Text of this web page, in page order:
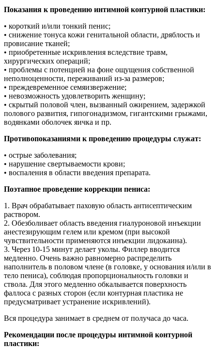
Показания к проведению интимной контурной пластики:
• короткий и/или тонкий пенис;
• снижение тонуса кожи генитальной области, дряблость и
провисание тканей;
• приобретенные искривления вследствие травм,
хирургических операций;
• проблемы с потенцией на фоне ощущения собственной
неполноценности, переживаний из-за размеров;
• преждевременное семяизвержение;
• невозможность удовлетворить женщину;
• скрытый половой член, вызванный ожирением, задержкой
полового развития, гипогонадизмом, гигантскими грыжами,
водянками оболочек яичка и пр.
Противопоказаниями к проведению процедуры служат:
• острые заболевания;
• нарушение свертываемости крови;
• воспаления в области введения препарата.
Поэтапное проведение коррекции пениса:
1. Врач обрабатывает паховую область антисептическим
раствором.
2. Обезболивает область введения гиалуроновой инъекции
анестезирующим гелем или кремом (при высокой
чувствительности применяются инъекции лидокаина).
3. Через 10-15 минут делает уколы. Филлер вводится
медленно. Очень важно равномерно распределить
наполнитель в половом члене (в головке, у основания и/или в
тело пениса), соблюдая пропорциональность головки и
ствола. Для этого медленно обкалывается поверхность
фаллоса с разных сторон (если контурная пластика не
предусматривает устранение искривлений).
Вся процедура занимает в среднем от получаса до часа.
Рекомендации после процедуры интимной контурной
пластики: